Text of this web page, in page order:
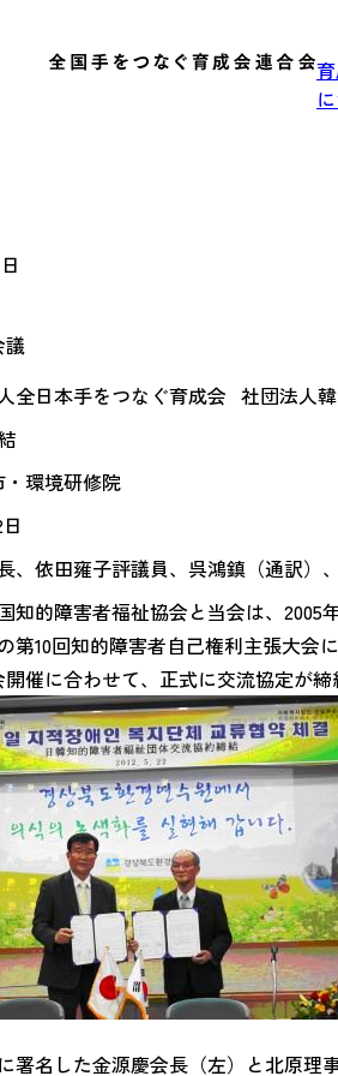
全日本手をつなぐ育成会   社団法人
環境研修院
、依田雍子評議員、呉鴻鎮（通訳）
知的障害者福祉協会と当会は、
第10回知的障害者自己権利主張大
催に合わせて、正式に交流協定が
署名した金源慶会長（左）と北原理